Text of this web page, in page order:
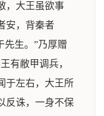
，大王虽欲事
安，背秦者
先生。”乃厚赠
有敝甲调兵，
于左右，大王所
反诛，一身不保